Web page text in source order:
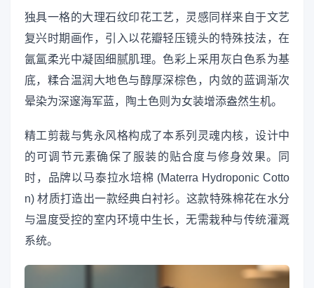
独具一格的大理石纹印花工艺，灵感同样来自于文艺
复兴时期画作，引入以花瓣轻压镜头的特殊技法，在
氤氲柔光中凝固细腻肌理。色彩上采用灰白色系为基
底，糅合温润大地色与醇厚深棕色，内敛的蓝调渐次
晕染为深邃海军蓝，陶土色则为女装增添盎然生机。
精工剪裁与隽永风格构成了本系列灵魂内核，设计中
的可调节元素确保了服装的贴合度与修身效果。同
时，品牌以马泰拉水培棉 (Materra Hydroponic Cotto
n) 材质打造出一款经典白衬衫。这款特殊棉花在水分
与温度受控的室内环境中生长，无需栽种与传统灌溉
系统。